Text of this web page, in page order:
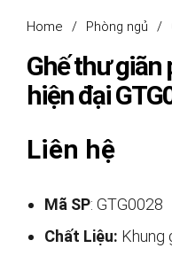
Home / Phòng ngủ /
Ghế thư giãn
hiện đại
Liên hệ
Mã SP: GTG0028
Chất Liệu: Khung